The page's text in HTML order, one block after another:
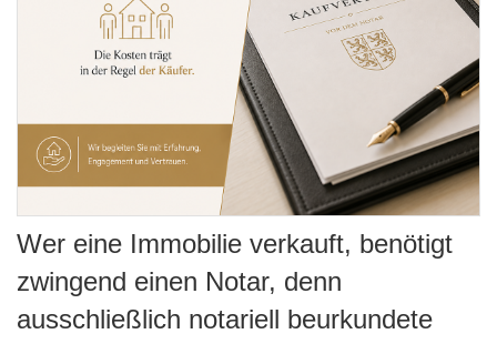
Wer eine Immobilie verkauft, benötigt
zwingend einen Notar, denn
ausschließlich notariell beurkundete